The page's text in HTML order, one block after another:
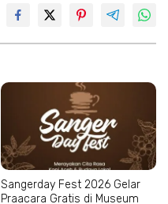
Sangerday Fest 2026 Gelar
Praacara Gratis di Museum